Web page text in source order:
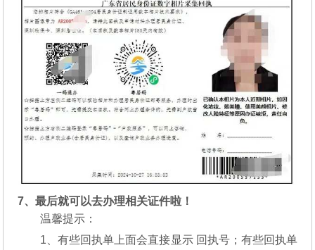
7、最后就可以去办理相关证件啦！
温馨提示：
1、有些回执单上面会直接显示 回执号；有些回执单